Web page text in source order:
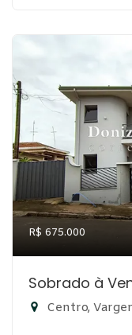
R$ 675.000
Sobrado à
Centro,